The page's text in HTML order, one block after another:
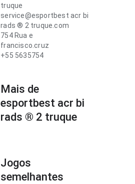
truque
service@esportbest acr bi
rads ® 2 truque.com
754 Rua e
francisco.cruz
+55 5635754
Mais de
esportbest acr bi
rads ® 2 truque
Jogos
semelhantes